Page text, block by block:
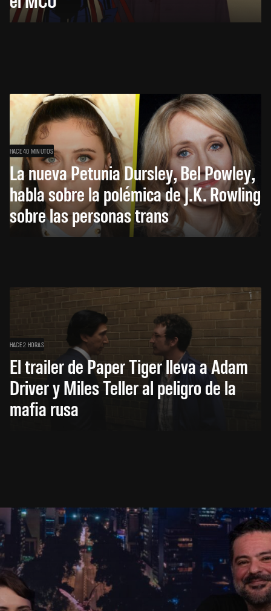
HACE 40 MINUTOS
La nueva Petunia Dursley, Bel Powley,
habla sobre la polémica de J.K. Rowling
sobre las personas trans
HACE 2 HORAS
El trailer de Paper Tiger lleva a Adam
Driver y Miles Teller al peligro de la
mafia rusa